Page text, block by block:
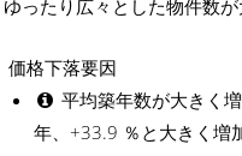
ゆったり広々とした物件数が
価格下落要因
平均築年数が大きく
年、+33.9 ％と大きく増